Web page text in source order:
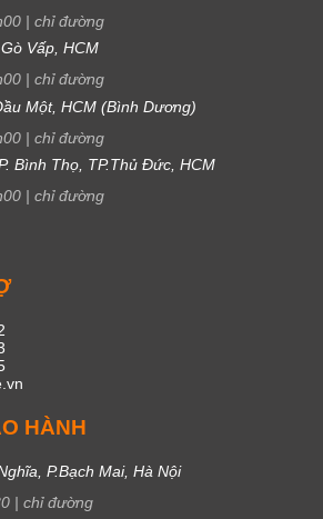
| chỉ đường
Vấp, HCM
| chỉ đường
Một, HCM (Bình Dương)
| chỉ đường
Bình Thọ, TP.Thủ Đức, HCM
| chỉ đường
HÀNH
P.Bạch Mai, Hà Nội
| chỉ đường